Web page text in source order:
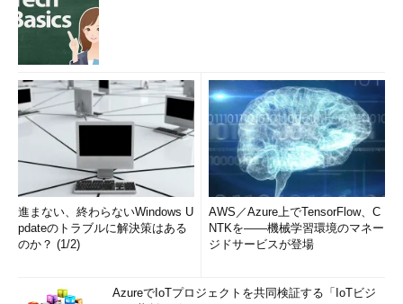
進まない、終わらないWindows U
pdateのトラブルに解決策はある
のか？ (1/2)
AWS／Azure上でTensorFlow、C
NTKを――機械学習環境のマネー
ジドサービスが登場
AzureでIoTプロジェクトを共同検証する「IoTビジ